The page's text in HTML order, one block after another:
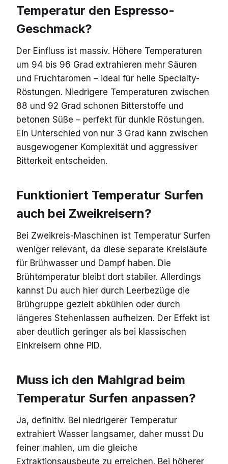
Temperatur den Espresso-
Geschmack?
Der Einfluss ist massiv. Höhere Temperaturen
um 94 bis 96 Grad extrahieren mehr Säuren
und Fruchtaromen – ideal für helle Specialty-
Röstungen. Niedrigere Temperaturen zwischen
88 und 92 Grad schonen Bitterstoffe und
betonen Süße – perfekt für dunkle Röstungen.
Ein Unterschied von nur 3 Grad kann zwischen
ausgewogener Komplexität und aggressiver
Bitterkeit entscheiden.
Funktioniert Temperatur Surfen
auch bei Zweikreisern?
Bei Zweikreis-Maschinen ist Temperatur Surfen
weniger relevant, da diese separate Kreisläufe
für Brühwasser und Dampf haben. Die
Brühtemperatur bleibt dort stabiler. Allerdings
kannst Du auch hier durch Leerbezüge die
Brühgruppe gezielt abkühlen oder durch
längeres Stehenlassen aufheizen. Der Effekt ist
aber deutlich geringer als bei klassischen
Einkreisern ohne PID.
Muss ich den Mahlgrad beim
Temperatur Surfen anpassen?
Ja, definitiv. Bei niedrigerer Temperatur
extrahiert Wasser langsamer, daher musst Du
feiner mahlen, um die gleiche
Extraktionsausbeute zu erreichen. Bei höherer